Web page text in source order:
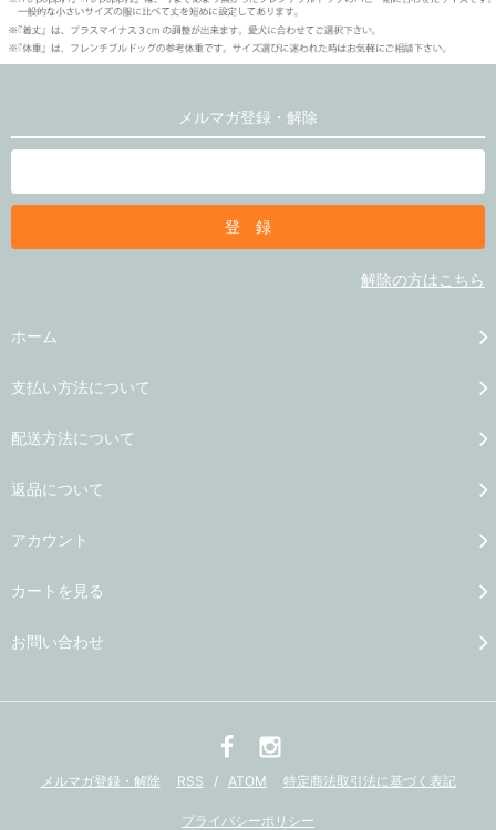
メルマガ登録・解除
解除の方はこちら
ホーム
支払い方法について
配送方法について
返品について
アカウント
カートを見る
お問い合わせ
メルマガ登録・解除 RSS / ATOM 特定商法取引法に基づく表記
プライバシーポリシー